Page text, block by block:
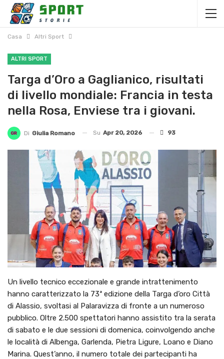
Casa Altri Sport
ALTRI SPORT
Targa d’Oro a Gaglianico, risultati
di livello mondiale: Francia in testa
nella Rosa, Enviese tra i giovani.
Di Giulia Romano Su Apr 20, 2026 93
Un livello tecnico eccezionale e grande intrattenimento
hanno caratterizzato la 73ª edizione della Targa d’oro Città
di Alassio, svoltasi al Palaravizza di fronte a un numeroso
pubblico. Oltre 2.500 spettatori hanno assistito tra la serata
di sabato e le due sessioni di domenica, coinvolgendo anche
le località di Albenga, Garlenda, Pietra Ligure, Loano e Diano
Marina. Quest’anno, il numero totale dei partecipanti ha